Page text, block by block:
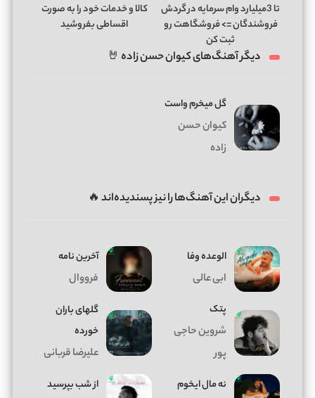
تا 3میلیارد وام سرمایه در گردش
فروشندگان => فروشگاهت رو
ثبت کن
کالا و خدمات خود را به صورت
اقساطی بفروشید
دیگر آهنگ‌های کیوان حسن زاده 🤘
گل میخرم واست
کیوان حسن
زاده
دیگران این آهنگ‌ها را نیز پسندیده‌اند 🔥
الوعده وفا
ابی عالی
آخرین نامه
فرووال
پتک
شروین حاجی
پور
گلهای باران
خورده
علیرضا قربانی
ﻧﻪ ﻣﺎل اﻳﺨﻮم از شب بپرسید